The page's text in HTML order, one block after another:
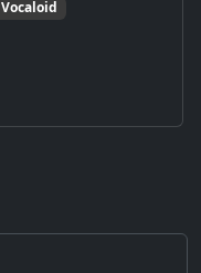
Vocaloid